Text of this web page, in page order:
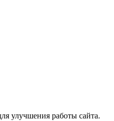
улучшения работы сайта.